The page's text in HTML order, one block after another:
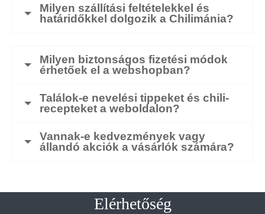
Milyen szállítási feltételekkel és
határidőkkel dolgozik a Chilimánia?
Milyen biztonságos fizetési módok
érhetőek el a webshopban?
Találok-e nevelési tippeket és chili-
recepteket a weboldalon?
Vannak-e kedvezmények vagy
állandó akciók a vásárlók számára?
Elérhetőség